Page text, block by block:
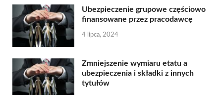
Ubezpieczenie grupowe częściowo
finansowane przez pracodawcę
4 lipca, 2024
Zmniejszenie wymiaru etatu a
ubezpieczenia i składki z innych
tytułów